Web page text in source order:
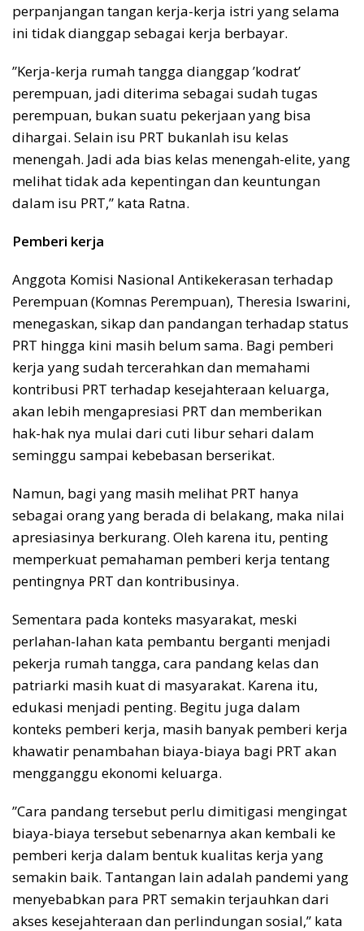
perpanjangan tangan kerja-kerja istri yang selama
ini tidak dianggap sebagai kerja berbayar.
”Kerja-kerja rumah tangga dianggap ’kodrat’
perempuan, jadi diterima sebagai sudah tugas
perempuan, bukan suatu pekerjaan yang bisa
dihargai. Selain isu PRT bukanlah isu kelas
menengah. Jadi ada bias kelas menengah-elite, yang
melihat tidak ada kepentingan dan keuntungan
dalam isu PRT,” kata Ratna.
Pemberi kerja
Anggota Komisi Nasional Antikekerasan terhadap
Perempuan (Komnas Perempuan), Theresia Iswarini,
menegaskan, sikap dan pandangan terhadap status
PRT hingga kini masih belum sama. Bagi pemberi
kerja yang sudah tercerahkan dan memahami
kontribusi PRT terhadap kesejahteraan keluarga,
akan lebih mengapresiasi PRT dan memberikan
hak-hak nya mulai dari cuti libur sehari dalam
seminggu sampai kebebasan berserikat.
Namun, bagi yang masih melihat PRT hanya
sebagai orang yang berada di belakang, maka nilai
apresiasinya berkurang. Oleh karena itu, penting
memperkuat pemahaman pemberi kerja tentang
pentingnya PRT dan kontribusinya.
Sementara pada konteks masyarakat, meski
perlahan-lahan kata pembantu berganti menjadi
pekerja rumah tangga, cara pandang kelas dan
patriarki masih kuat di masyarakat. Karena itu,
edukasi menjadi penting. Begitu juga dalam
konteks pemberi kerja, masih banyak pemberi kerja
khawatir penambahan biaya-biaya bagi PRT akan
mengganggu ekonomi keluarga.
”Cara pandang tersebut perlu dimitigasi mengingat
biaya-biaya tersebut sebenarnya akan kembali ke
pemberi kerja dalam bentuk kualitas kerja yang
semakin baik. Tantangan lain adalah pandemi yang
menyebabkan para PRT semakin terjauhkan dari
akses kesejahteraan dan perlindungan sosial,” kata